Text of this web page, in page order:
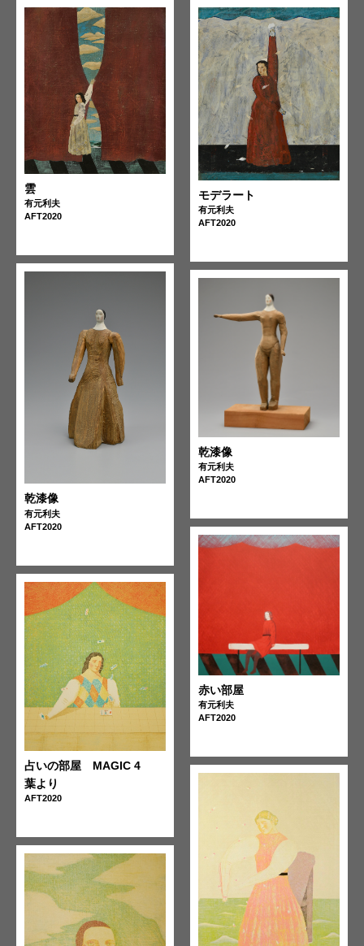
雲
有元利夫
AFT2020
乾漆像
有元利夫
AFT2020
占いの部屋 MAGIC 4
葉より
AFT2020
モデラート
有元利夫
AFT2020
乾漆像
有元利夫
AFT2020
赤い部屋
有元利夫
AFT2020